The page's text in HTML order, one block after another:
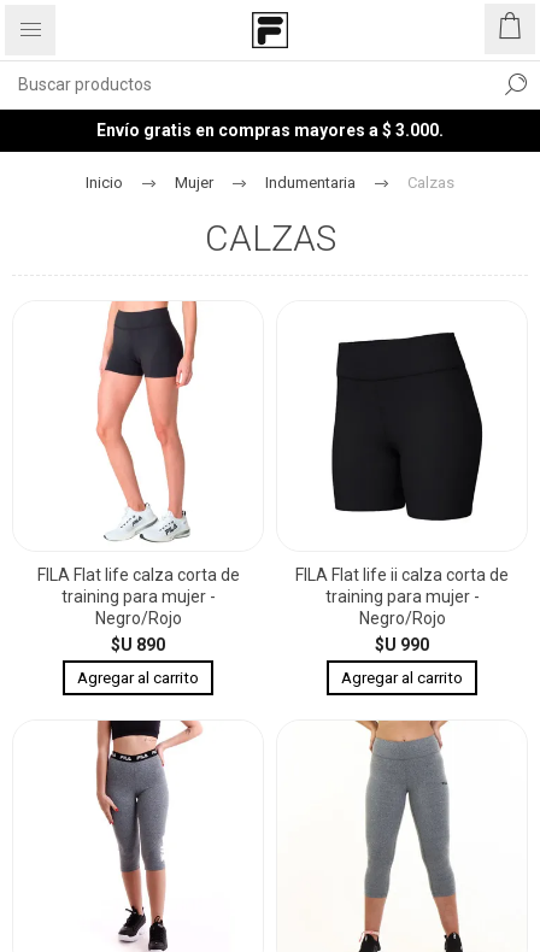
Envío gratis en compras mayores a $ 3.000.
Inicio Mujer Indumentaria Calzas
CALZAS
FILA Flat life calza corta de
training para mujer -
Negro/Rojo
$U 890
FILA Flat life ii calza corta de
training para mujer -
Negro/Rojo
$U 990